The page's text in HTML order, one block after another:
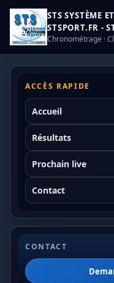
STS SYSTÈME
STSPORT.FR -
Chronométrage ·
ACCÈS RAPIDE
Accueil
Résultats
Prochain live
Contact
CONTACT